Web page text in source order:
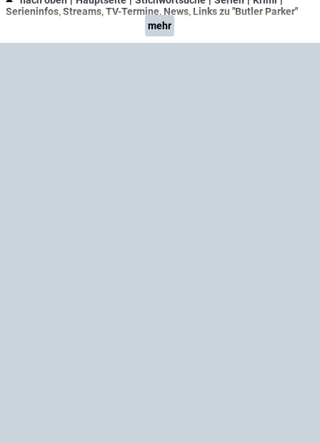
mehr
Serieninfos, Streams, TV-Termine, News, Links zu "Butler Parker"